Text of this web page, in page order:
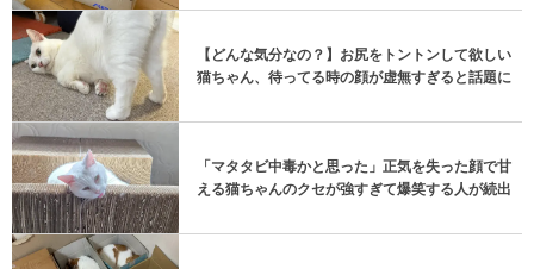
【どんな気分なの？】お尻をトントンして欲しい
猫ちゃん、待ってる時の顔が虚無すぎると話題に
「マタタビ中毒かと思った」正気を失った顔で甘
える猫ちゃんのクセが強すぎて爆笑する人が続出